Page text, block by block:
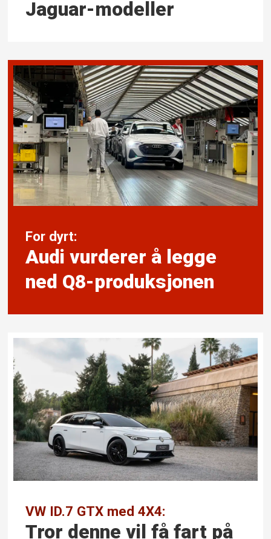
Jaguar-modeller
For dyrt:
Audi vurderer å legge
ned Q8-produksjonen
VW ID.7 GTX med 4X4:
Tror denne vil få fart på